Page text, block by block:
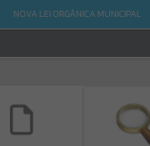
NOVA LEI ORGÂNICA MUNICIPAL